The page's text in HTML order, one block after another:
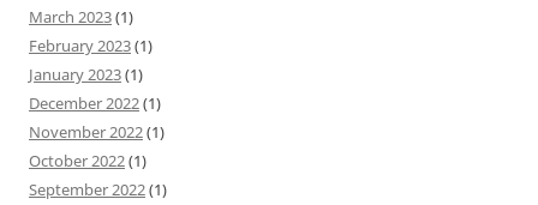
March 2023(1)
February 2023(1)
January 2023(1)
December 2022(1)
November 2022(1)
October 2022(1)
September 2022(1)